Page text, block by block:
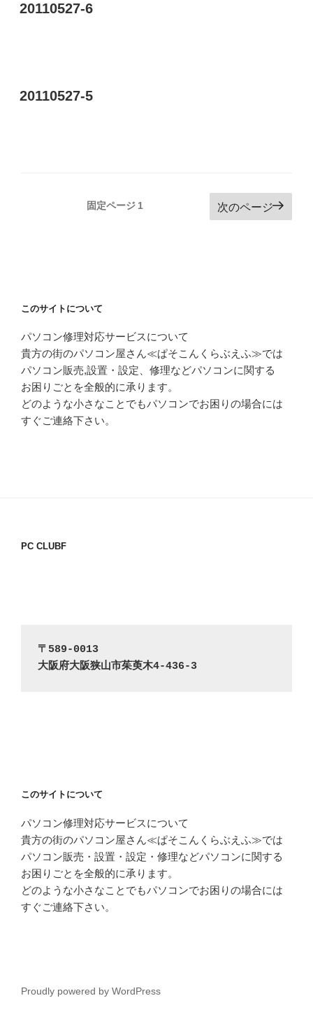
20110527-6
20110527-5
り
固定ページ 1 次のページ
このサイトについて
パソコン修理対応サービスについて
貴方の街のパソコン屋さん≪ぱそこんくらぶえふ≫では
パソコン販売,設置・設定、修理などパソコンに関する
お困りごとを全般的に承ります。
どのような小さなことでもパソコンでお困りの場合には
すぐご連絡下さい。
PC CLUBF
〒589-0013
大阪府大阪狭山市茱萸木4-436-3
このサイトについて
パソコン修理対応サービスについて
貴方の街のパソコン屋さん≪ぱそこんくらぶえふ≫では
パソコン販売・設置・設定・修理などパソコンに関する
お困りごとを全般的に承ります。
どのような小さなことでもパソコンでお困りの場合には
すぐご連絡下さい。
Proudly powered by WordPress